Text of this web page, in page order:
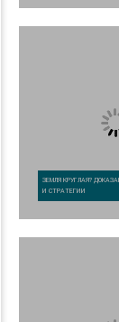
ЗЕМЛЯ КРУГЛАЯ?
И СТРАТЕГИИ